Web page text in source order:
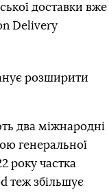
доставки вже
Delivery
розширити
два міжнародні
генеральної
року частка
теж збільшує